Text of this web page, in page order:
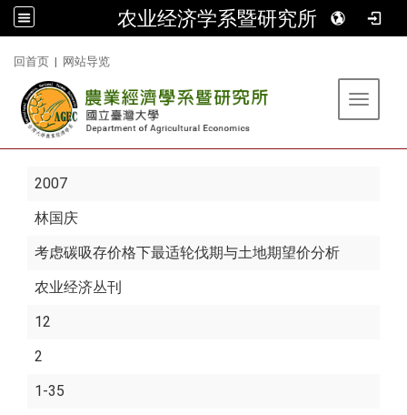
农业经济学系暨研究所
回首页 | 网站导览
Toggle
2007
林国庆
考虑碳吸存价格下最适轮伐期与土地期望价分析
农业经济丛刊
12
2
1-35